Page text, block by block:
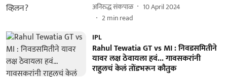
अनिरुद्ध संकपाळ
10 April 2024
2min read
IPL
Rahul Tewatia GT vs MI : निवडसमितीने
यावर लक्ष ठेवायला हवं... गावसकरांनी
राहुलचं केलं तोंडभरून कौतुक